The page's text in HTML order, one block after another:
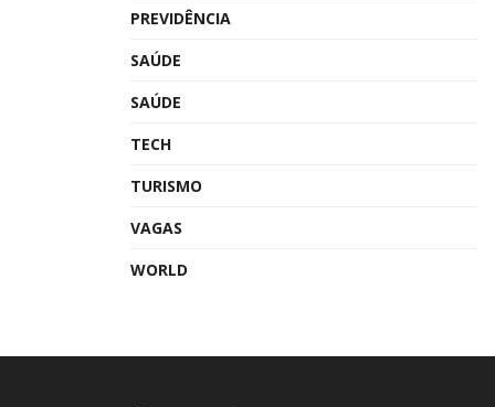
PREVIDÊNCIA
SAÚDE
SAÚDE
TECH
TURISMO
VAGAS
WORLD